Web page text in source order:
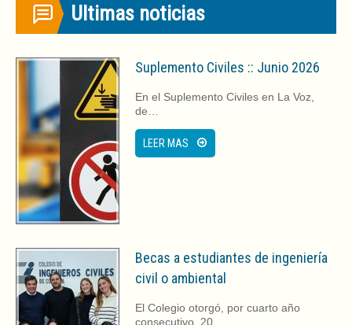
Ultimas noticias
Suplemento Civiles :: Junio 2026
En el Suplemento Civiles en La Voz,
de…
LEER MAS
Becas a estudiantes de ingeniería
civil o ambiental
El Colegio otorgó, por cuarto año
consecutivo, 20…